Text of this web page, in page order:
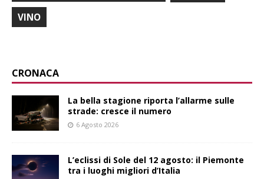
VINO
CRONACA
La bella stagione riporta l’allarme sulle
strade: cresce il numero
6 Agosto 2026
L’eclissi di Sole del 12 agosto: il Piemonte
tra i luoghi migliori d’Italia